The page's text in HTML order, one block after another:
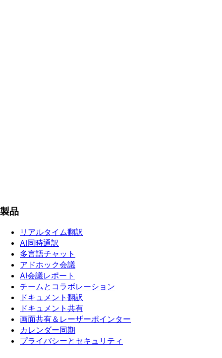
製品
リアルタイム翻訳
AI同時通訳
多言語チャット
アドホック会議
AI会議レポート
チームとコラボレーション
ドキュメント翻訳
ドキュメント共有
画面共有＆レーザーポインター
カレンダー同期
プライバシーとセキュリティ